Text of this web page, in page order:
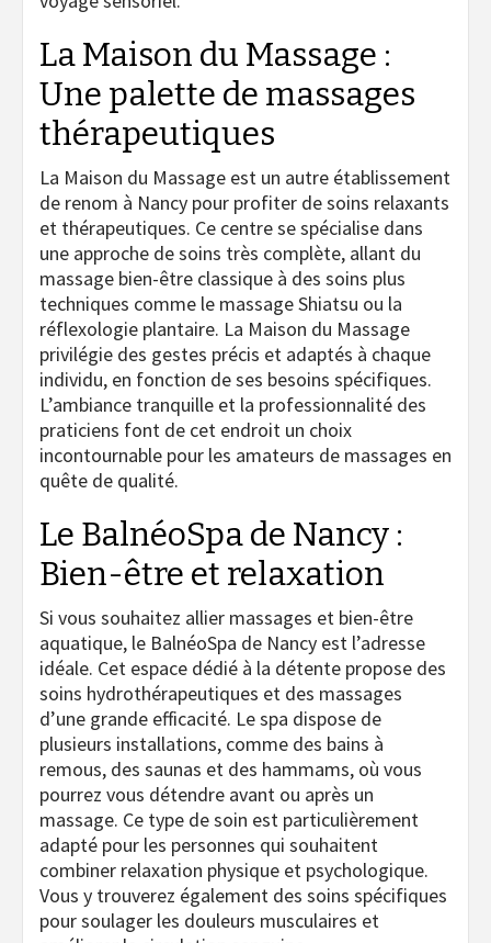
La Maison du Massage :
Une palette de massages
thérapeutiques
La Maison du Massage est un autre établissement
de renom à Nancy pour profiter de soins relaxants
et thérapeutiques. Ce centre se spécialise dans
une approche de soins très complète, allant du
massage bien-être classique à des soins plus
techniques comme le massage Shiatsu ou la
réflexologie plantaire. La Maison du Massage
privilégie des gestes précis et adaptés à chaque
individu, en fonction de ses besoins spécifiques.
L’ambiance tranquille et la professionnalité des
praticiens font de cet endroit un choix
incontournable pour les amateurs de massages en
quête de qualité.
Le BalnéoSpa de Nancy :
Bien-être et relaxation
Si vous souhaitez allier massages et bien-être
aquatique, le BalnéoSpa de Nancy est l’adresse
idéale. Cet espace dédié à la détente propose des
soins hydrothérapeutiques et des massages
d’une grande efficacité. Le spa dispose de
plusieurs installations, comme des bains à
remous, des saunas et des hammams, où vous
pourrez vous détendre avant ou après un
massage. Ce type de soin est particulièrement
adapté pour les personnes qui souhaitent
combiner relaxation physique et psychologique.
Vous y trouverez également des soins spécifiques
pour soulager les douleurs musculaires et